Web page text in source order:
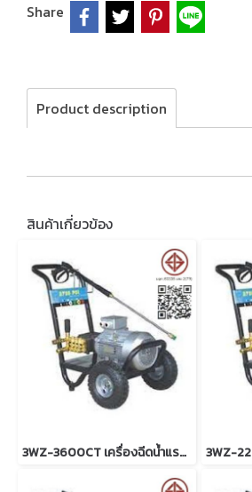
Share
Product description
สินค้าเกี่ยวข้อง
3WZ-3600CT เครื่องฉีดน้ำแรงดันสูง